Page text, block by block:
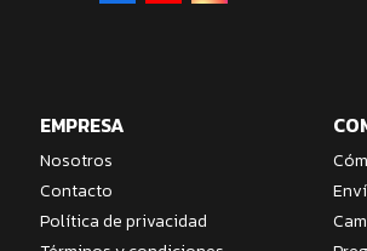
EMPRESA
Nosotros
Contacto
Política de privacidad